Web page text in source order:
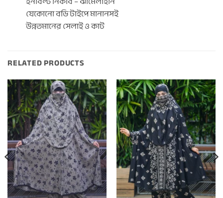
যেকোনো বডি টাইপে মানানসই
উন্নতমানের সেলাই ও কাট
RELATED PRODUCTS